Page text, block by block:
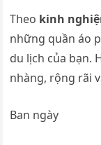
Theo kinh
những quần áo
du lịch của bạn.
nhàng, rộng rãi
Ban ngày